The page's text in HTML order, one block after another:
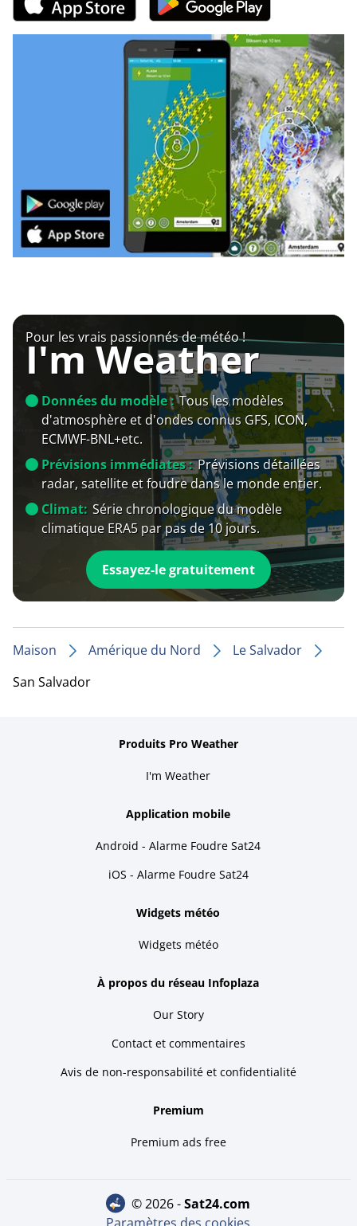
Pour les vrais passionnés de météo !
I'm Weather
Données du modèle : Tous les modèles
d'atmosphère et d'ondes connus GFS, ICON,
ECMWF-BNL+etc.
Prévisions immédiates : Prévisions détaillées
radar, satellite et foudre dans le monde entier.
Climat: Série chronologique du modèle
climatique ERA5 par pas de 10 jours.
Essayez-le gratuitement
Maison Amérique du Nord
Le Salvador
San Salvador
Produits Pro Weather
I'm Weather
Application mobile
Android - Alarme Foudre Sat24
iOS - Alarme Foudre Sat24
Widgets météo
Widgets météo
À propos du réseau Infoplaza
Our Story
Contact et commentaires
Avis de non-responsabilité et confidentialité
Premium
Premium ads free
© 2026 - sat24.com